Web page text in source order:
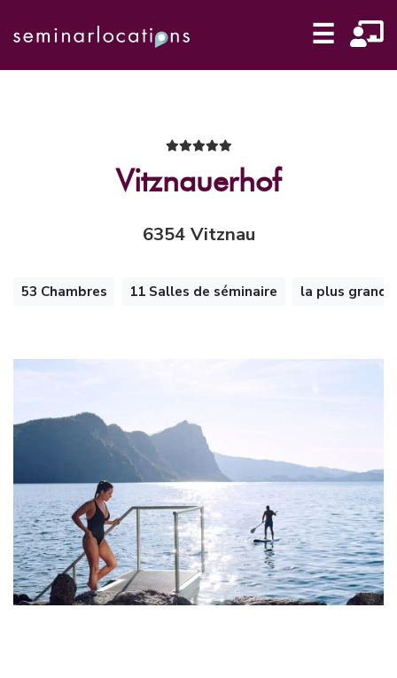
☰
Vitznauerhof
6354 Vitznau
53 Chambres 11 Salles de séminaire la plus